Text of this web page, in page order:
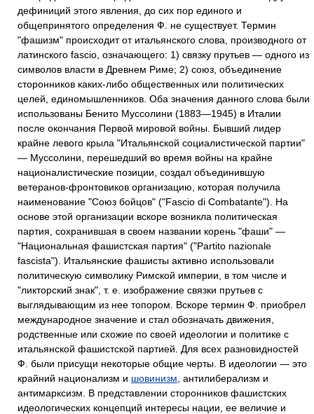
дефиниций этого явления, до сих пор единого и
общепринятого определения Ф. не существует. Термин
"фашизм" происходит от итальянского слова, производного от
латинского fascio, означающего: 1) связку прутьев — одного из
символов власти в Древнем Риме; 2) союз, объединение
сторонников каких-либо общественных или политических
целей, единомышленников. Оба значения данного слова были
использованы Бенито Муссолини (1883—1945) в Италии
после окончания Первой мировой войны. Бывший лидер
крайне левого крыла "Итальянской социалистической партии"
— Муссолини, перешедший во время войны на крайне
националистические позиции, создал объединившую
ветеранов-фронтовиков организацию, которая получила
наименование "Союз бойцов" ("Fascio di Combatante"). На
основе этой организации вскоре возникла политическая
партия, сохранившая в своем названии корень "фаши" —
"Национальная фашистская партия" ("Partito nazionale
fascista"). Итальянские фашисты активно использовали
политическую символику Римской империи, в том числе и
"ликторский знак", т. е. изображение связки прутьев с
выглядывающим из нее топором. Вскоре термин Ф. приобрел
международное значение и стал обозначать движения,
родственные или схожие по своей идеологии и политике с
итальянской фашистской партией. Для всех разновидностей
Ф. были присущи некоторые общие черты. В идеологии — это
крайний национализм и шовинизм , антилиберализм и
антимарксизм. В представлении сторонников фашистских
идеологических концепций интересы нации, ее величие и